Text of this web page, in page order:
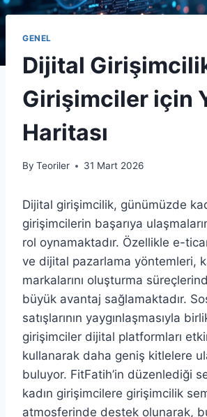
GENEL
Dijital
Girişimciler için
Haritası
By Teoriler 31 Mart 2026
Dijital girişimcilik, günümüzde
girişimcilerin başarıya
rol oynamaktadır. Özellikle e-
ve dijital pazarlama yöntemleri,
markalarını oluşturma
büyük avantaj sağlamaktadır.
satışlarının yaygınlaşmasıyla
girişimciler dijital platformları
kullanarak daha geniş kitlelere
buluyor. FitFatih’in düzenlediği
kadın girişimcilere girişimcilik
atmosferinde destek olunarak,